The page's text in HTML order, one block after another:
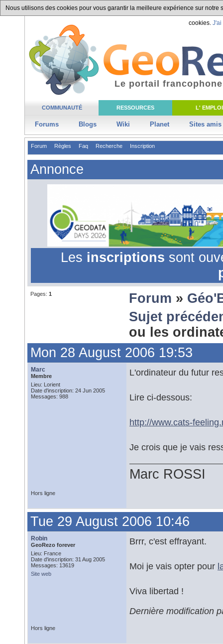
Nous utilisons des cookies pour vous garantir la meilleure expérience sur
cookies. J'ai
COMMUNAUTÉ RESSOURCES L' EMPLOI
Forums Blogs Wiki Planet Sites amis
Le portail
Forum Règles Faq Recherche Inscription
Annonce
Les inscriptions sont
Pages: 1 Forum »
Sujet
ou les
Mon 28 August 2006 19:53
Marc
Membre
Lieu: Lorient
Date d'inscription: 24 Jun 2005
Messages: 988
L'ordinateur du futur
Lire ci-dessous:
http://www.cats-
Je crois que je vais
Marc ROSSI
Hors ligne
Tue 29 August 2006 10:46
Robin
GeoRezo forever
Lieu: France
Date d'inscription: 31 Aug 2005
Messages: 13619
Site web
Brrr, c'est effrayant.
Moi je vais opter pour
Viva libertad !
Dernière modification
Hors ligne